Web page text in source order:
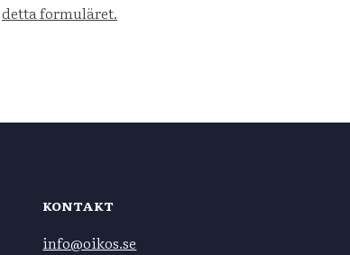
detta formuläret.
KONTAKT
info@oikos.se